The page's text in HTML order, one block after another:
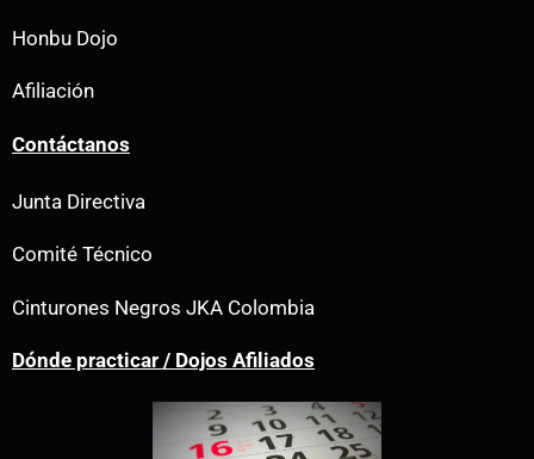
Honbu Dojo
Afiliación
Contáctanos
Junta Directiva
Comité Técnico
Cinturones Negros JKA Colombia
Dónde practicar / Dojos Afiliados